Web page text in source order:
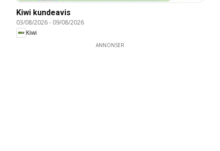
Kiwi kundeavis
03/08/2026- 09/08/2026
Kiwi
ANNONSER